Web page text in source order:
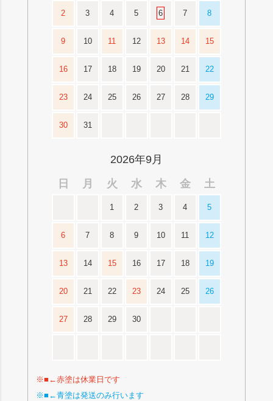
2 3 4 5 6 7 8
9 10 11 12 13 14 15
16 17 18 19 20 21 22
23 24 25 26 27 28 29
30 31
2026年9月
日
月 火 水 木 金 土
1 2 3 4 5
6 7 8 9 10 11 12
13 14 15 16 17 18 19
20 21 22 23 24 25 26
27 28 29 30
※■←赤塗は休業日です
※■←青塗は発送のみ行います